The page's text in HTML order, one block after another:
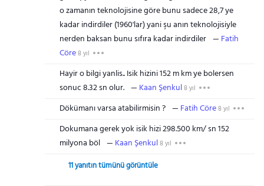
o zamanın teknolojisine göre bunu sadece 28,7 ye
kadar indirdiler (1960'lar) yani şu anın teknolojisiyle
nerden baksan bunu sıfıra kadar indirdiler
Fatih
Cöre8 yıl
Hayir o bilgi yanlis.. Isik hizini 152 m km ye bolersen
sonuc 8.32 sn olur.
Kaan Şenkul8 yıl
Dökümanı varsa atabilirmisin ? Fatih Cöre8 yıl
Dokumana gerek yok isik hizi 298.500 km/ sn 152
milyona böl
Kaan Şenkul8 yıl
11 yanıtın tümünü görüntüle